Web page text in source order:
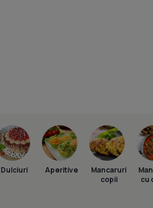
Dulciuri Aperitive
Mancaruri
copii
cu